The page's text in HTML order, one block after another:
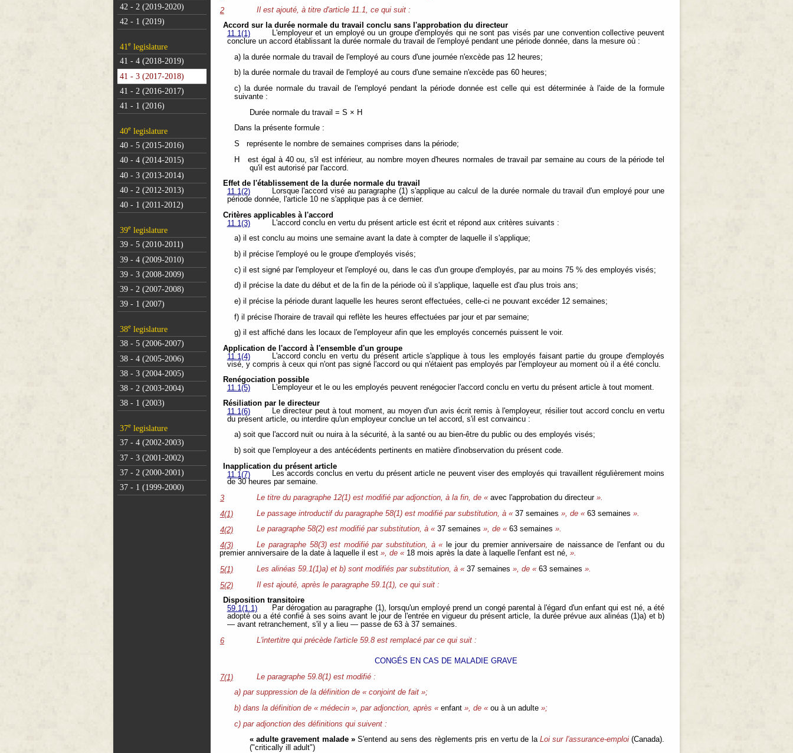
42 - 2 (2019-2020)
42 - 1 (2019)
41elegislature
41 - 4 (2018-2019)
41 - 3 (2017-2018)
41 - 2 (2016-2017)
41 - 1 (2016)
40elegislature
40 - 5 (2015-2016)
40 - 4 (2014-2015)
40 - 3 (2013-2014)
40 - 2 (2012-2013)
40 - 1 (2011-2012)
39elegislature
39 - 5 (2010-2011)
39 - 4 (2009-2010)
39 - 3 (2008-2009)
39 - 2 (2007-2008)
39 - 1 (2007)
38elegislature
38 - 5 (2006-2007)
38 - 4 (2005-2006)
38 - 3 (2004-2005)
38 - 2 (2003-2004)
38 - 1 (2003)
37elegislature
37 - 4 (2002-2003)
37 - 3 (2001-2002)
37 - 2 (2000-2001)
37 - 1 (1999-2000)
2
Il est ajouté, à titre d'article 11.1, ce qui suit :
Accord sur la durée normale du travail conclu sans l'approbation du directeur
11.1(1)
L'employeur et un employé ou un groupe d'employés qui ne sont pas visés par une convention collective peuvent
conclure un accord établissant la durée normale du travail de l'employé pendant une période donnée, dans la mesure où :
a) la durée normale du travail de l'employé au cours d'une journée n'excède pas 12 heures;
b) la durée normale du travail de l'employé au cours d'une semaine n'excède pas 60 heures;
c) la durée normale du travail de l'employé pendant la période donnée est celle qui est déterminée à l'aide de la formule
suivante :
Durée normale du travail = S × H
Dans la présente formule :
S représente le nombre de semaines comprises dans la période;
H est égal à 40 ou, s'il est inférieur, au nombre moyen d'heures normales de travail par semaine au cours de la période tel
qu'il est autorisé par l'accord.
Effet de l'établissement de la durée normale du travail
11.1(2)
Lorsque l'accord visé au paragraphe (1) s'applique au calcul de la durée normale du travail d'un employé pour une
période donnée, l'article 10 ne s'applique pas à ce dernier.
Critères applicables à l'accord
11.1(3)
L'accord conclu en vertu du présent article est écrit et répond aux critères suivants :
a) il est conclu au moins une semaine avant la date à compter de laquelle il s'applique;
b) il précise l'employé ou le groupe d'employés visés;
c) il est signé par l'employeur et l'employé ou, dans le cas d'un groupe d'employés, par au moins 75 % des employés visés;
d) il précise la date du début et de la fin de la période où il s'applique, laquelle est d'au plus trois ans;
e) il précise la période durant laquelle les heures seront effectuées, celle-ci ne pouvant excéder 12 semaines;
f) il précise l'horaire de travail qui reflète les heures effectuées par jour et par semaine;
g) il est affiché dans les locaux de l'employeur afin que les employés concernés puissent le voir.
Application de l'accord à l'ensemble d'un groupe
11.1(4)
L'accord conclu en vertu du présent article s'applique à tous les employés faisant partie du groupe d'employés
visé, y compris à ceux qui n'ont pas signé l'accord ou qui n'étaient pas employés par l'employeur au moment où il a été conclu.
Renégociation possible
11.1(5)
L'employeur et le ou les employés peuvent renégocier l'accord conclu en vertu du présent article à tout moment.
Résiliation par le directeur
11.1(6)
Le directeur peut à tout moment, au moyen d'un avis écrit remis à l'employeur, résilier tout accord conclu en vertu
du présent article, ou interdire qu'un employeur conclue un tel accord, s'il est convaincu :
a) soit que l'accord nuit ou nuira à la sécurité, à la santé ou au bien-être du public ou des employés visés;
b) soit que l'employeur a des antécédents pertinents en matière d'inobservation du présent code.
Inapplication du présent article
11.1(7)
Les accords conclus en vertu du présent article ne peuvent viser des employés qui travaillent régulièrement moins
de 30 heures par semaine.
3
Le titre du paragraphe 12(1) est modifié par adjonction, à la fin, de «avec l'approbation du directeur».
4(1)
Le passage introductif du paragraphe 58(1) est modifié par substitution, à «37 semaines », de «63 semaines ».
4(2)
Le paragraphe 58(2) est modifié par substitution, à «37 semaines », de «63 semaines ».
4(3)
Le paragraphe 58(3) est modifié par substitution, à «
le jour du premier anniversaire de naissance de l'enfant ou du
premier anniversaire de la date à laquelle il est », de « 18 mois après la date à laquelle l'enfant est né, ».
5(1)
Les alinéas 59.1(1)a) et b) sont modifiés par substitution, à «37 semaines », de «63 semaines ».
5(2)
Il est ajouté, après le paragraphe 59.1(1), ce qui suit :
Disposition transitoire
59.1(1.1)
Par dérogation au paragraphe (1), lorsqu'un employé prend un congé parental à l'égard d'un enfant qui est né, a été
adopté ou a été confié à ses soins avant le jour de l'entrée en vigueur du présent article, la durée prévue aux alinéas (1)a) et b)
— avant retranchement, s'il y a lieu — passe de 63 à 37 semaines.
6
L'intertitre qui précède l'article 59.8 est remplacé par ce qui suit :
CONGÉS EN CAS DE MALADIE GRAVE
7(1)
Le paragraphe 59.8(1) est modifié :
a) par suppression de la définition de « conjoint de fait »;
b) dans la définition de « médecin », par adjonction, après «enfant », de «ou à un adulte »;
c) par adjonction des définitions qui suivent :
« adulte gravement malade » S'entend au sens des règlements pris en vertu de la Loi sur l'assurance-emploi(Canada).
("critically ill adult")